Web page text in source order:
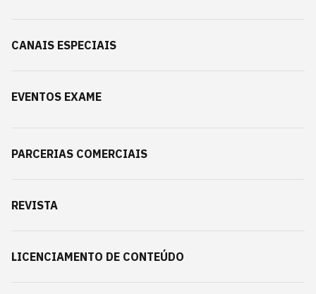
CANAIS ESPECIAIS
EVENTOS EXAME
PARCERIAS COMERCIAIS
REVISTA
LICENCIAMENTO DE CONTEÚDO